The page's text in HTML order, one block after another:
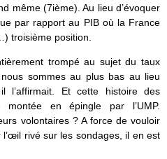
même (7ième). Au lieu d’évoquer
par rapport au PIB où la France
troisième position.
trompé au sujet du taux
sommes au plus bas au lieu
l’affirmait. Et cette histoire des
en épingle par l’UMP.
volontaires ? A force de vouloir
l’œil rivé sur les sondages, il en est